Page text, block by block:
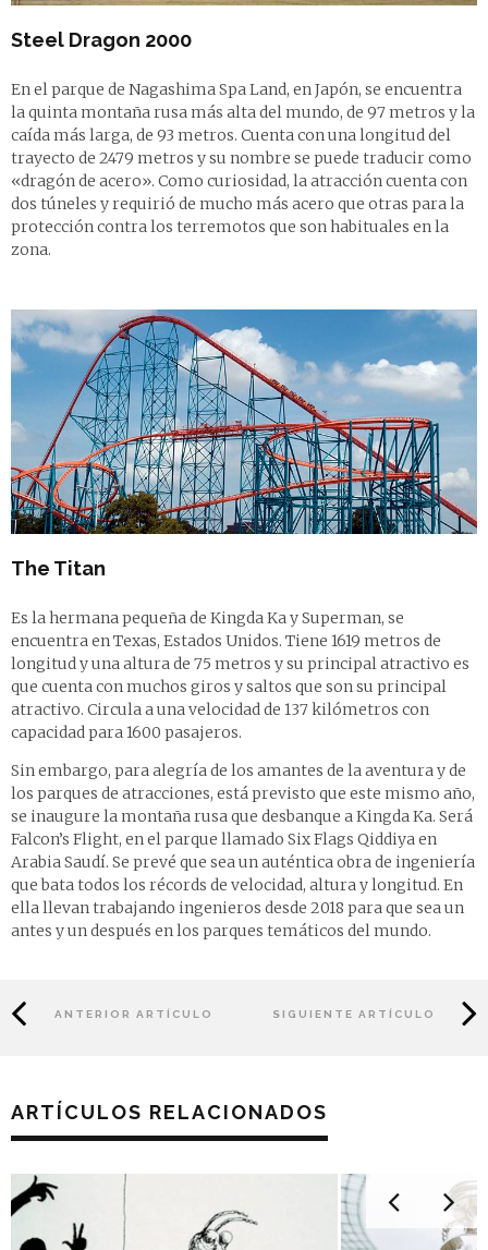
Steel Dragon 2000
En el parque de Nagashima Spa Land, en Japón, se encuentra
la quinta montaña rusa más alta del mundo, de 97 metros y la
caída más larga, de 93 metros. Cuenta con una longitud del
trayecto de 2479 metros y su nombre se puede traducir como
«dragón de acero». Como curiosidad, la atracción cuenta con
dos túneles y requirió de mucho más acero que otras para la
protección contra los terremotos que son habituales en la
zona.
The Titan
Es la hermana pequeña de Kingda Ka y Superman, se
encuentra en Texas, Estados Unidos. Tiene 1619 metros de
longitud y una altura de 75 metros y su principal atractivo es
que cuenta con muchos giros y saltos que son su principal
atractivo. Circula a una velocidad de 137 kilómetros con
capacidad para 1600 pasajeros.
Sin embargo, para alegría de los amantes de la aventura y de
los parques de atracciones, está previsto que este mismo año,
se inaugure la montaña rusa que desbanque a Kingda Ka. Será
Falcon’s Flight, en el parque llamado Six Flags Qiddiya en
Arabia Saudí. Se prevé que sea un auténtica obra de ingeniería
que bata todos los récords de velocidad, altura y longitud. En
ella llevan trabajando ingenieros desde 2018 para que sea un
antes y un después en los parques temáticos del mundo.
ANTERIOR ARTÍCULO SIGUIENTE ARTÍCULO
ARTÍCULOS RELACIONADOS